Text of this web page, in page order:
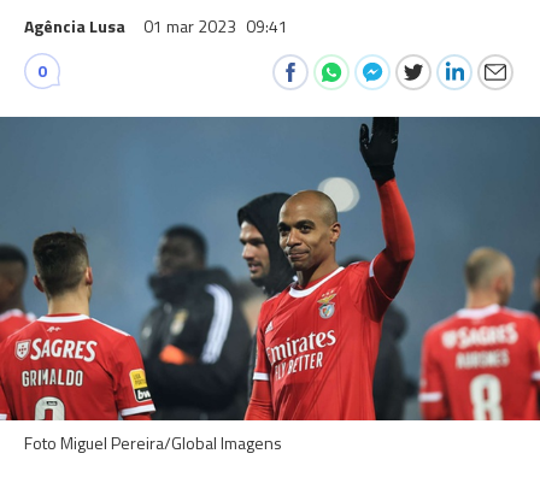
Agência Lusa 01 mar 2023 09:41
0
Foto Miguel Pereira/Global Imagens